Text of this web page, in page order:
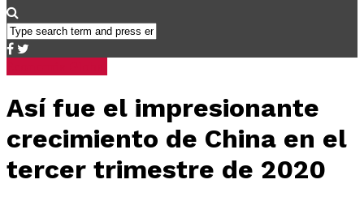
Así fue el impresionante
crecimiento de China en el
tercer trimestre de 2020